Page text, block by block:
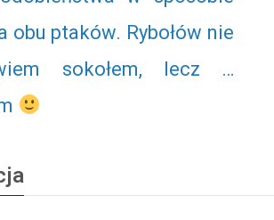
obu ptaków. Rybołów nie
sokołem, lecz …